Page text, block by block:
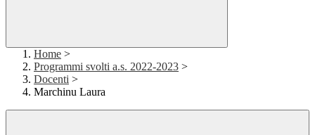
Home >
Programmi svolti a.s. 2022-2023 >
Docenti >
Marchinu Laura